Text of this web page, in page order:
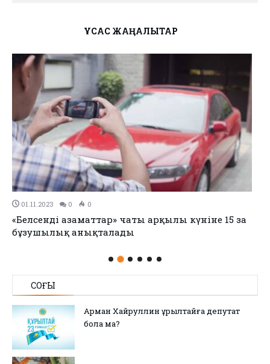
ҰҚСАС ЖАҢАЛЫҚТАР
01.11.2023 0 0
«Белсенді азаматтар» чаты арқылы күніне 15 заң
бұзушылық анықталады
СОҢҒЫ
Арман Хайруллин Құрылтайға депутат
бола ма?